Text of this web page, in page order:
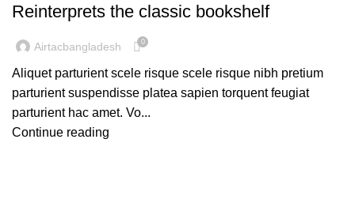
Reinterprets the classic bookshelf
Airtacbangladesh 0
Aliquet parturient scele risque scele risque nibh pretium
parturient suspendisse platea sapien torquent feugiat
parturient hac amet. Vo...
Continue reading